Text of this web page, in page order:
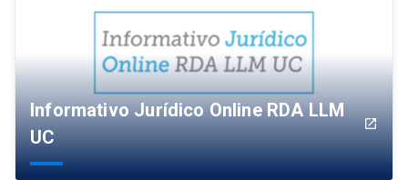
Informativo Jurídico Online RDA LLM
UC
launch